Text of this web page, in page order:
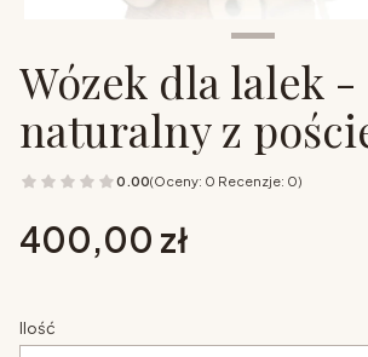
Wózek dla lalek -
naturalny z
0.00(Oceny: 0 Recenzje: 0)
Cena
400,00 zł
Ilość